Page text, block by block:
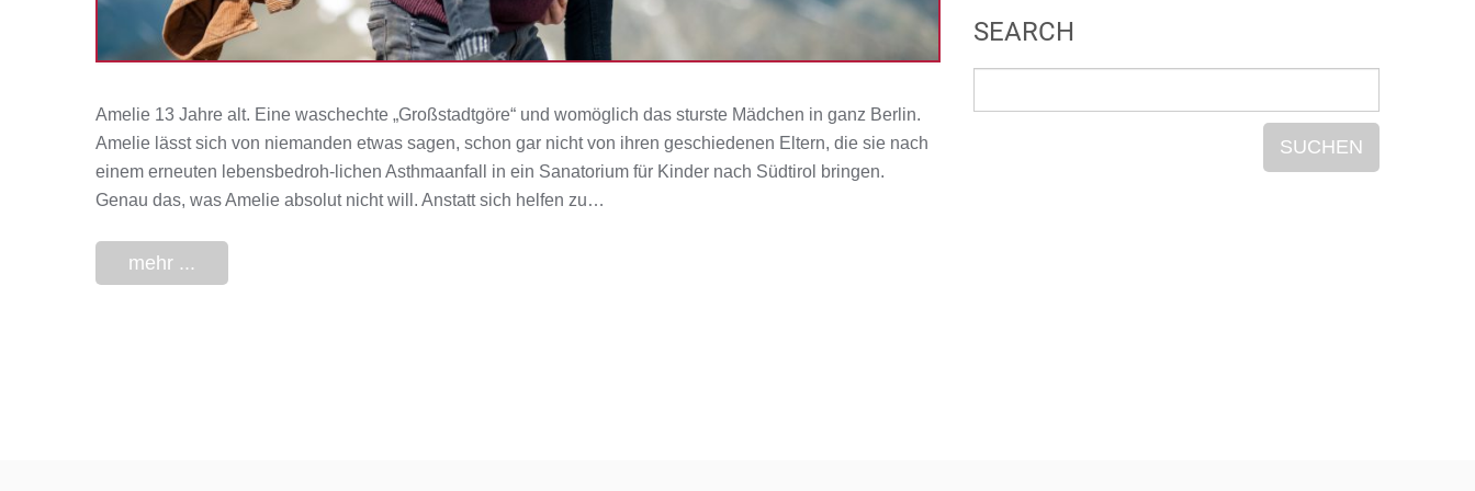
Amelie 13 Jahre alt. Eine waschechte „Großstadtgöre“ und womöglich das sturste Mädchen in ganz Berlin.
Amelie lässt sich von niemanden etwas sagen, schon gar nicht von ihren geschiedenen Eltern, die sie nach
einem erneuten lebensbedroh-lichen Asthmaanfall in ein Sanatorium für Kinder nach Südtirol bringen.
Genau das, was Amelie absolut nicht will. Anstatt sich helfen zu…
mehr ...
SEARCH